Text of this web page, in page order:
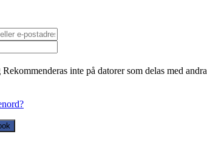
Rekommenderas inte på datorer som delas med andra